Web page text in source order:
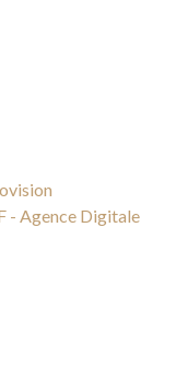
- Agence Digitale